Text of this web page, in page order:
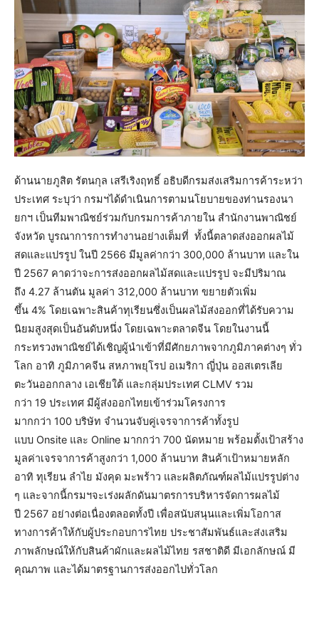
ด้านนายภูสิต รัตนกุล เสรีเริงฤทธิ์ อธิบดีกรมส่งเสริมการค้าระหว่า
ประเทศ ระบุว่า กรมฯได้ดำเนินการตามนโยบายของท่านรองนา
ยกฯ เป็นทีมพาณิชย์ร่วมกับกรมการค้าภายใน สำนักงานพาณิชย์
จังหวัด บูรณาการการทำงานอย่างเต็มที่ ทั้งนี้ตลาดส่งออกผลไม้
สดและแปรรูป ในปี 2566 มีมูลค่ากว่า 300,000 ล้านบาท และใน
ปี 2567 คาดว่าจะการส่งออกผลไม้สดและแปรรูป จะมีปริมาณ
ถึง 4.27 ล้านตัน มูลค่า 312,000 ล้านบาท ขยายตัวเพิ่ม
ขึ้น 4% โดยเฉพาะสินค้าทุเรียนซึ่งเป็นผลไม้ส่งออกที่ได้รับความ
นิยมสูงสุดเป็นอันดับหนึ่ง โดยเฉพาะตลาดจีน โดยในงานนี้
กระทรวงพาณิชย์ได้เชิญผู้นำเข้าที่มีศักยภาพจากภูมิภาคต่างๆ ทั่ว
โลก อาทิ ภูมิภาคจีน สหภาพยุโรป อเมริกา ญี่ปุ่น ออสเตรเลีย
ตะวันออกกลาง เอเชียใต้ และกลุ่มประเทศ CLMV รวม
กว่า 19 ประเทศ มีผู้ส่งออกไทยเข้าร่วมโครงการ
มากกว่า 100 บริษัท จำนวนจับคู่เจรจาการค้าทั้งรูป
แบบ Onsite และ Online มากกว่า 700 นัดหมาย พร้อมตั้งเป้าสร้าง
มูลค่าเจรจาการค้าสูงกว่า 1,000 ล้านบาท สินค้าเป้าหมายหลัก
อาทิ ทุเรียน ลำไย มังคุด มะพร้าว และผลิตภัณฑ์ผลไม้แปรรูปต่าง
ๆ และจากนี้กรมฯจะเร่งผลักดันมาตรการบริหารจัดการผลไม้
ปี 2567 อย่างต่อเนื่องตลอดทั้งปี เพื่อสนับสนุนและเพิ่มโอกาส
ทางการค้าให้กับผู้ประกอบการไทย ประชาสัมพันธ์และส่งเสริม
ภาพลักษณ์ให้กับสินค้าผักและผลไม้ไทย รสชาติดี มีเอกลักษณ์ มี
คุณภาพ และได้มาตรฐานการส่งออกไปทั่วโลก